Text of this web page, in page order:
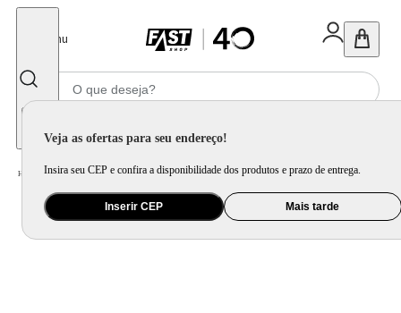
Menu
Veja as ofertas para seu endereço!
Insira seu CEP e confira a disponibilidade dos produtos e prazo de entrega.
Inserir CEP Mais tarde
Home Mercado / Bebida Vinho